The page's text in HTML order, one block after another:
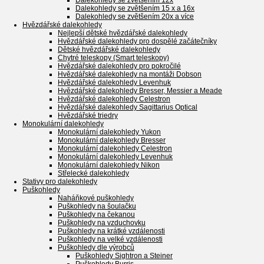
Dalekohledy se zvětšením 15 x a 16x
Dalekohledy se zvětšením 20x a více
Hvězdářské dalekohledy
Nejlepší dětské hvězdářské dalekohledy
Hvězdářské dalekohledy pro dospělé začátečníky
Dětské hvězdářské dalekohledy
Chytré teleskopy (Smart teleskopy)
Hvězdářské dalekohledy pro pokročilé
Hvězdářské dalekohledy na montáži Dobson
Hvězdářské dalekohledy Levenhuk
Hvězdářské dalekohledy Bresser, Messier a Meade
Hvězdářské dalekohledy Celestron
Hvězdářské dalekohledy Sagittarius Optical
Hvězdářské triedry
Monokulární dalekohledy
Monokulární dalekohledy Yukon
Monokulární dalekohledy Bresser
Monokulární dalekohledy Celestron
Monokulární dalekohledy Levenhuk
Monokulární dalekohledy Nikon
Střelecké dalekohledy
Stativy pro dalekohledy
Puškohledy
Naháňkové puškohledy
Puškohledy na šoulačku
Puškohledy na čekanou
Puškohledy na vzduchovku
Puškohledy na krátké vzdálenosti
Puškohledy na velké vzdálenosti
Puškohledy dle výrobců
Puškohledy Sightron a Steiner